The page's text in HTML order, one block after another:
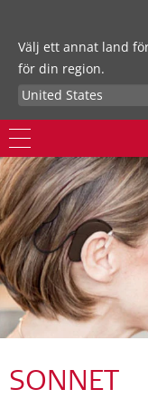
Välj ett annat land
för din region.
SONNET